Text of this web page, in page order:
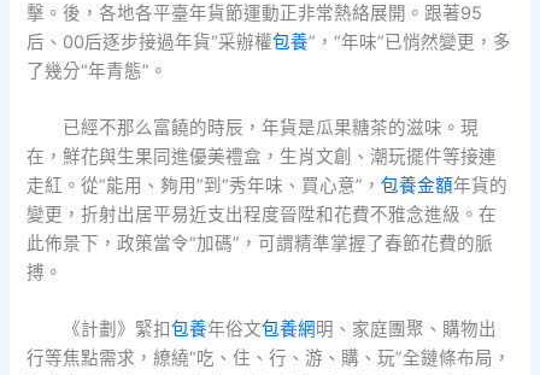
擊。後，各地各平臺年貨節運動正非常熱絡展開。跟著95
后、00后逐步接過年貨“采辦權包養”，“年味”已悄然變更，多
了幾分“年青態”。
已經不那么富饒的時辰，年貨是瓜果糖茶的滋味。現
在，鮮花與生果同進優美禮盒，生肖文創、潮玩擺件等接連
走紅。從“能用、夠用”到“秀年味、買心意”，包養金額年貨的
變更，折射出居平易近支出程度晉陞和花費不雅念進級。在
此佈景下，政策當令“加碼”，可謂精準掌握了春節花費的脈
搏。
《計劃》緊扣包養年俗文包養網明、家庭團聚、購物出
行等焦點需求，繚繞“吃、住、行、游、購、玩”全鏈條布局，